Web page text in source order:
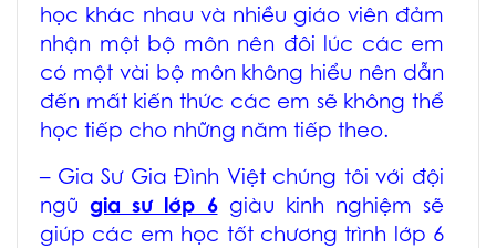
học khác nhau và nhiều giáo viên đảm
nhận một bộ môn nên đôi lúc các em
có một vài bộ môn không hiểu nên dẫn
đến mất kiến thức các em sẽ không thể
học tiếp cho những năm tiếp theo.
– Gia Sư Gia Đình Việt chúng tôi với đội
ngũgia sư lớp 6giàu kinh nghiệm sẽ
giúp các em học tốt chương trình lớp 6